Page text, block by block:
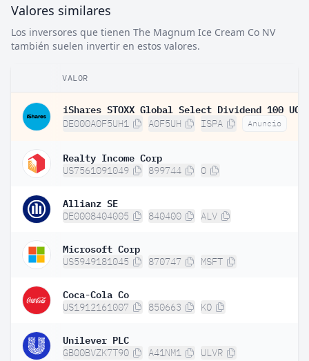
Valores similares
Los inversores que tienen The Magnum Ice Cream Co NV
también suelen invertir en estos valores.
VALOR
DE000A0F5UH1 A0F5UH ISPA Anuncio
Realty Income Corp
US7561091049 899744 O
Allianz SE
DE0008404005 840400 ALV
Microsoft Corp
US5949181045 870747 MSFT
Coca-Cola Co
US1912161007 850663 KO
Unilever PLC
GB00BVZK7T90 A41NM1 ULVR